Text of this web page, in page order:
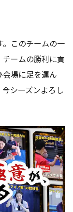
。このチームの一
チームの勝利に貢
会場に足を運ん
シーズンよろし